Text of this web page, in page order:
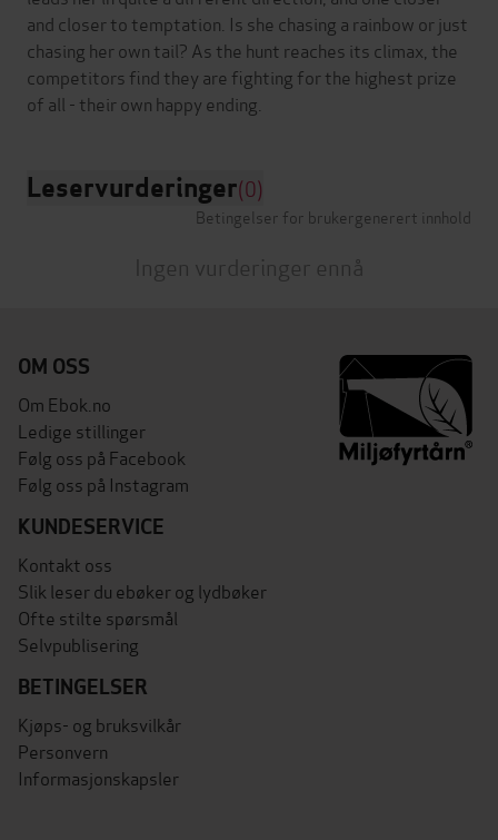
and closer to temptation. Is she chasing a rainbow or just
chasing her own tail? As the hunt reaches its climax, the
competitors find they are fighting for the highest prize
Leservurderinger(0)
Betingelser for brukergenerert innhold
Ingen vurderinger ennå
OM OSS
Om Ebok.no
Ledige stillinger
Følg oss på Facebook
Følg oss på Instagram
KUNDESERVICE
Kontakt oss
Slik leser du ebøker og lydbøker
Ofte stilte spørsmål
Selvpublisering
BETINGELSER
Kjøps- og bruksvilkår
Personvern
Informasjonskapsler